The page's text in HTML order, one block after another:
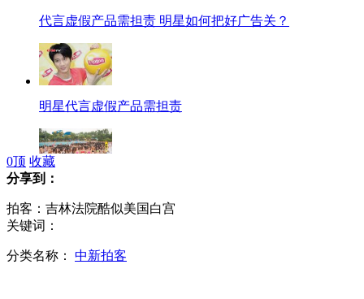
代言虚假产品需担责 明星如何把好广告关？
明星代言虚假产品需担责
广州数千美女穿比基尼摆“巨蛇阵”
0顶 收藏
分享到：
拍客：吉林法院酷似美国白宫
关键词：
分类名称： 中新拍客